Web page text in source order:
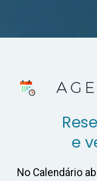
e
No Calendário